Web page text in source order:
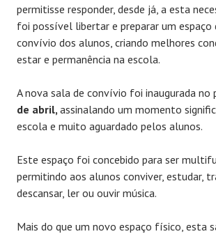
permitisse responder, desde já, a esta
foi possível libertar e preparar um espaço
convívio dos alunos, criando melhores
estar e permanência na escola.
A nova sala de convívio foi inaugurada no
de abril, assinalando um momento
escola e muito aguardado pelos alunos.
Este espaço foi concebido para ser
permitindo aos alunos conviver, estudar,
descansar, ler ou ouvir música.
Mais do que um novo espaço físico, esta